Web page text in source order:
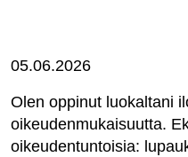
05.06.2026
Olen oppinut luokaltani
oikeudenmukaisuutta.
oikeudentuntoisia: